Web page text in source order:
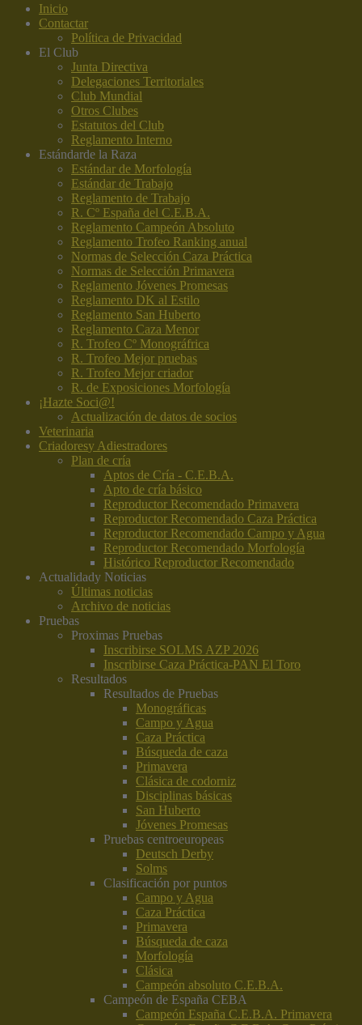
Inicio
Contactar
Política de Privacidad
El Club
Junta Directiva
Delegaciones Territoriales
Club Mundial
Otros Clubes
Estatutos del Club
Reglamento Interno
Estándarde la Raza
Estándar de Morfología
Estándar de Trabajo
Reglamento de Trabajo
R. Cº España del C.E.B.A.
Reglamento Campeón Absoluto
Reglamento Trofeo Ranking anual
Normas de Selección Caza Práctica
Normas de Selección Primavera
Reglamento Jóvenes Promesas
Reglamento DK al Estilo
Reglamento San Huberto
Reglamento Caza Menor
R. Trofeo Cº Monográfrica
R. Trofeo Mejor pruebas
R. Trofeo Mejor criador
R. de Exposiciones Morfología
¡Hazte Soci@!
Actualización de datos de socios
Veterinaria
Criadoresy Adiestradores
Plan de cría
Aptos de Cría - C.E.B.A.
Apto de cría básico
Reproductor Recomendado Primavera
Reproductor Recomendado Caza Práctica
Reproductor Recomendado Campo y Agua
Reproductor Recomendado Morfología
Histórico Reproductor Recomendado
Actualidady Noticias
Últimas noticias
Archivo de noticias
Pruebas
Proximas Pruebas
Inscribirse SOLMS AZP 2026
Inscribirse Caza Práctica-PAN El Toro
Resultados
Resultados de Pruebas
Monográficas
Campo y Agua
Caza Práctica
Búsqueda de caza
Primavera
Clásica de codorniz
Disciplinas básicas
San Huberto
Jóvenes Promesas
Pruebas centroeuropeas
Deutsch Derby
Solms
Clasificación por puntos
Campo y Agua
Caza Práctica
Primavera
Búsqueda de caza
Morfología
Clásica
Campeón absoluto C.E.B.A.
Campeón de España CEBA
Campeón España C.E.B.A. Primavera